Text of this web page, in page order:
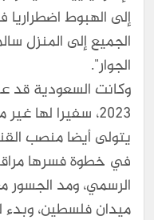
إلى الهبوط
الجميع إلى المنزل
الجوار".
2023، سفيرا لها
يتولى أيضا منصب
في خطوة فسرها
الرسمي، ومد الجسور
ميدان فلسطين، وبدء